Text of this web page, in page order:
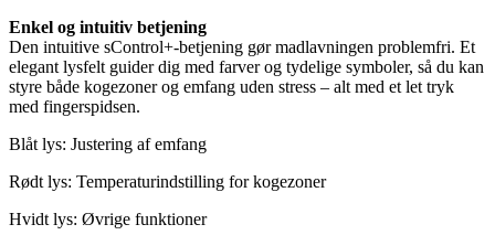
Enkel og intuitiv betjening
Den intuitive sControl+-betjening gør madlavningen problemfri. Et
elegant lysfelt guider dig med farver og tydelige symboler, så du kan
styre både kogezoner og emfang uden stress – alt med et let tryk
med fingerspidsen.
Blåt lys: Justering af emfang
Rødt lys: Temperaturindstilling for kogezoner
Hvidt lys: Øvrige funktioner